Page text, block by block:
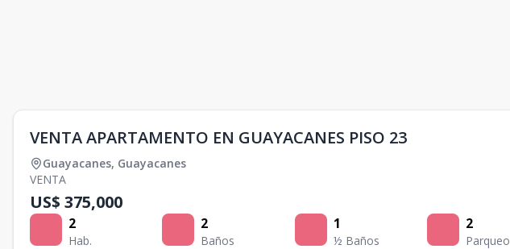
VENTA APARTAMENTO EN GUAYACANES PISO 23
Guayacanes, Guayacanes
VENTA
US$ 375,000
2
Hab.
2
Baños
1
½ Baños
2
Parqueo